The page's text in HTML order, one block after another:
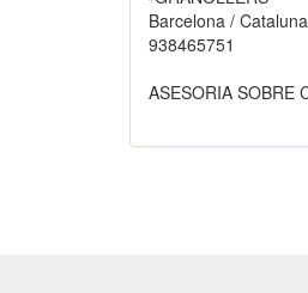
Barcelona / Cataluna
938465751
ASESORIA SOBRE